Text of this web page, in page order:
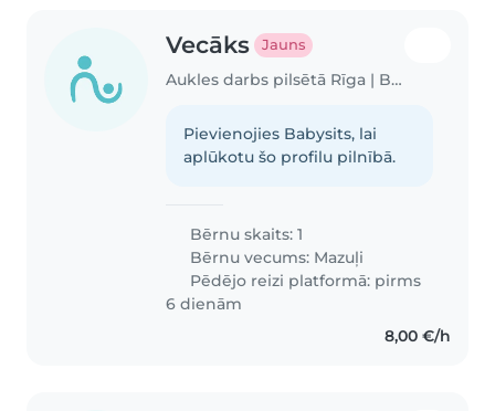
Vecāks Jauns
Aukles darbs pilsētā Rīga | Babysits
Pievienojies Babysits, lai
aplūkotu šo profilu pilnībā.
Bērnu skaits: 1
Bērnu vecums: Mazuļi
Pēdējo reizi platformā: pirms
6 dienām
8,00 €/h